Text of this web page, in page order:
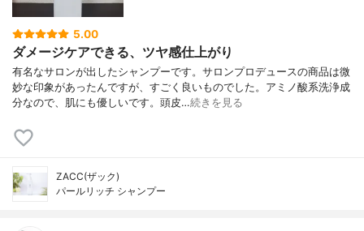
5.00
ダメージケアできる、ツヤ感仕上がり
有名なサロンが出したシャンプーです。サロンプロデュースの商品は微
妙な印象があったんですが、すごく良いものでした。アミノ酸系洗浄成
分なので、肌にも優しいです。頭皮…続きを見る
ZACC(ザック)
パールリッチ シャンプー